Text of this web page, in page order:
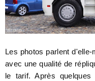
Les photos parlent
avec une qualité de
le tarif. Après